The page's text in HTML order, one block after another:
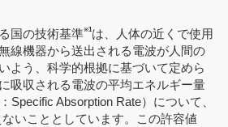
国の技術基準※1は、人体の近くで使用
線機器から送出される電波が人間の
よう、科学的根拠に基づいて定めら
吸収される電波の平均エネルギー量
Specific Absorption Rate）について、
いこととしています。この許容値